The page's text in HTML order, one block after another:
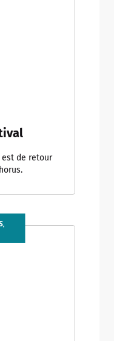
est de retour